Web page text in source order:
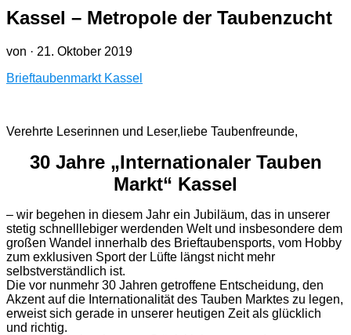
Kassel – Metropole der Taubenzucht
von · 21. Oktober 2019
Brieftaubenmarkt Kassel
Verehrte Leserinnen und Leser,liebe Taubenfreunde,
30 Jahre „Internationaler Tauben
Markt“ Kassel
– wir begehen in diesem Jahr ein Jubiläum, das in unserer
stetig schnelllebiger werdenden Welt und insbesondere dem
großen Wandel innerhalb des Brieftaubensports, vom Hobby
zum exklusiven Sport der Lüfte längst nicht mehr
selbstverständlich ist.
Die vor nunmehr 30 Jahren getroffene Entscheidung, den
Akzent auf die Internationalität des Tauben Marktes zu legen,
erweist sich gerade in unserer heutigen Zeit als glücklich
und richtig.